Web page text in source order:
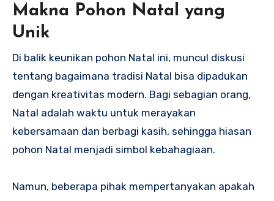
Makna Pohon Natal yang
Unik
Di balik keunikan pohon Natal ini, muncul diskusi
tentang bagaimana tradisi Natal bisa dipadukan
dengan kreativitas modern. Bagi sebagian orang,
Natal adalah waktu untuk merayakan
kebersamaan dan berbagi kasih, sehingga hiasan
pohon Natal menjadi simbol kebahagiaan.
Namun, beberapa pihak mempertanyakan apakah